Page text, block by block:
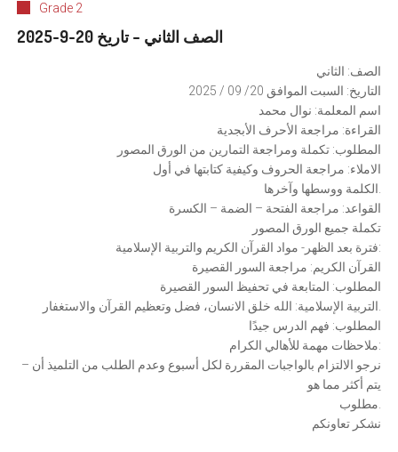
Grade 2
الصف الثاني – تاريخ 20-9-2025
الصف: الثاني
التاريخ: السبت الموافق 20/ 09 / 2025
اسم المعلمة: نوال محمد
القراءة: مراجعة الأحرف الأبجدية
المطلوب: تكملة ومراجعة التمارين من الورق المصور
الاملاء: مراجعة الحروف وكيفية كتابتها في أول
القواعد: مراجعة الفتحة – الضمة – الكسرة
تكملة جميع الورق المصور
فترة بعد الظهر- مواد القرآن الكريم والتربية الإسلامية:
القرآن الكريم: مراجعة السور القصيرة
المطلوب: المتابعة في تحفيظ السور القصيرة
المطلوب: فهم الدرس جيدًا
ملاحظات مهمة للأهالي الكرام:
– نرجو الالتزام بالواجبات المقررة لكل أسبوع وعدم الطلب من التلميذ أن
يتم أكثر مما هو
نشكر تعاونكم